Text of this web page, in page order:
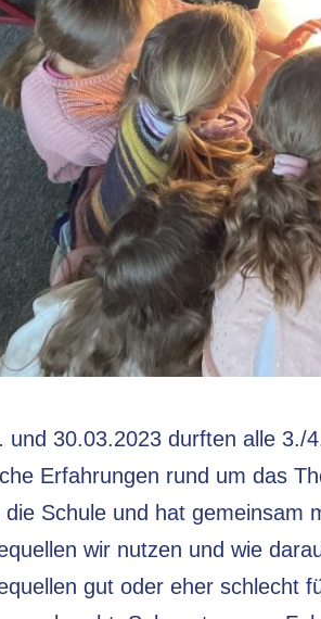
und 30.03.2023 durften alle 3./
Erfahrungen rund um das
die Schule und hat gemeinsam
wir nutzen und wie
gut oder eher schlecht